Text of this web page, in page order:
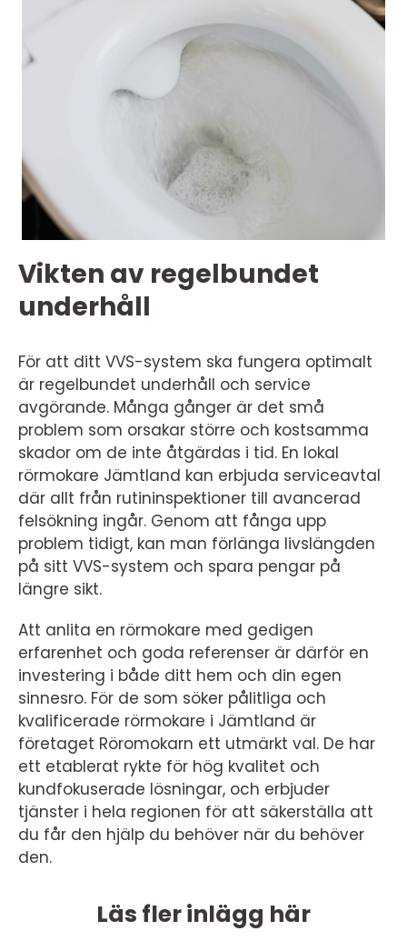
Vikten av regelbundet
underhåll
För att ditt VVS-system ska fungera optimalt
är regelbundet underhåll och service
avgörande. Många gånger är det små
problem som orsakar större och kostsamma
skador om de inte åtgärdas i tid. En lokal
rörmokare Jämtland kan erbjuda serviceavtal
där allt från rutininspektioner till avancerad
felsökning ingår. Genom att fånga upp
problem tidigt, kan man förlänga livslängden
på sitt VVS-system och spara pengar på
längre sikt.
Att anlita en rörmokare med gedigen
erfarenhet och goda referenser är därför en
investering i både ditt hem och din egen
sinnesro. För de som söker pålitliga och
kvalificerade rörmokare i Jämtland är
företaget Röromokarn ett utmärkt val. De har
ett etablerat rykte för hög kvalitet och
kundfokuserade lösningar, och erbjuder
tjänster i hela regionen för att säkerställa att
du får den hjälp du behöver när du behöver
den.
Läs fler inlägg här